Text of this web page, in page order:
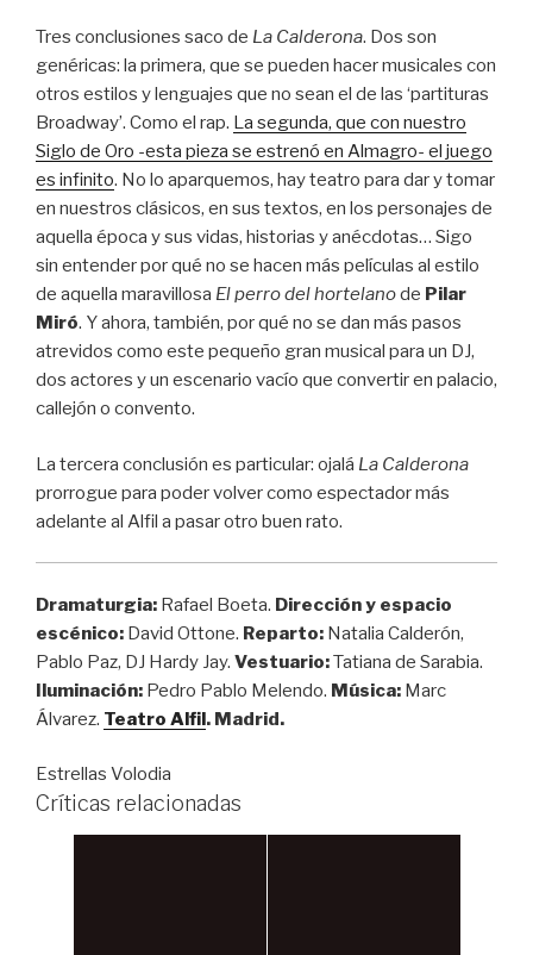
Tres conclusiones saco de La Calderona. Dos son
genéricas: la primera, que se pueden hacer musicales con
otros estilos y lenguajes que no sean el de las ‘partituras
Broadway’. Como el rap. La segunda, que con nuestro
Siglo de Oro -esta pieza se estrenó en Almagro- el juego
es infinito. No lo aparquemos, hay teatro para dar y tomar
en nuestros clásicos, en sus textos, en los personajes de
aquella época y sus vidas, historias y anécdotas… Sigo
sin entender por qué no se hacen más películas al estilo
de aquella maravillosa El perro del hortelanode Pilar
Miró. Y ahora, también, por qué no se dan más pasos
atrevidos como este pequeño gran musical para un DJ,
dos actores y un escenario vacío que convertir en palacio,
callejón o convento.
La tercera conclusión es particular: ojalá La Calderona
prorrogue para poder volver como espectador más
adelante al Alfil a pasar otro buen rato.
Dramaturgia: Rafael Boeta. Dirección y espacio
escénico: David Ottone. Reparto: Natalia Calderón,
Pablo Paz, DJ Hardy Jay. Vestuario:Tatiana de Sarabia.
Iluminación: Pedro Pablo Melendo. Música: Marc
Álvarez. Teatro Alfil. Madrid.
Estrellas Volodia
Críticas relacionadas